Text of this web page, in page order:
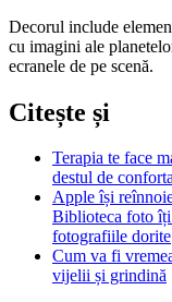
Decorul include
cu imagini ale
ecranele de pe scenă.
Citește și
Terapia te face
destul de
Apple își
Biblioteca foto îți
fotografiile dorite
Cum va fi
vijelii și grindină